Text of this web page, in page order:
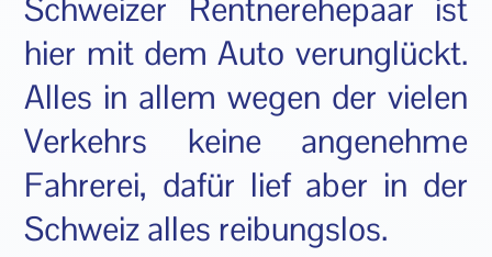
Schweizer Rentnerehepaar ist
hier mit dem Auto verunglückt.
Alles in allem wegen der vielen
Verkehrs keine angenehme
Fahrerei, dafür lief aber in der
Schweiz alles reibungslos.